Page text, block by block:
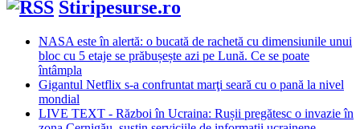
Stiripesurse.ro
NASA este în alertă: o bucată de rachetă cu dimensiunile unui
bloc cu 5 etaje se prăbușește azi pe Lună. Ce se poate
întâmpla
Gigantul Netflix s-a confruntat marţi seară cu o pană la nivel
mondial
LIVE TEXT - Război în Ucraina: Rușii pregătesc o invazie în